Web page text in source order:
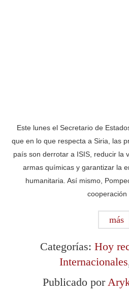
Este lunes el Secretario de
que en lo que respecta a Siria, las
país son derrotar a ISIS, reducir la
armas químicas y garantizar la
humanitaria. Así mismo,
más
Categorías: Hoy
Internacionales
Publicado por